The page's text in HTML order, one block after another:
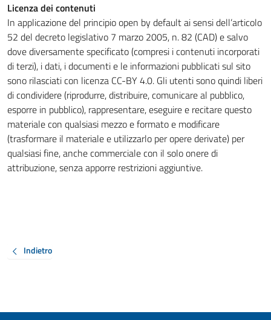
Licenza dei contenuti
In applicazione del principio open by default ai sensi dell’articolo
52 del decreto legislativo 7 marzo 2005, n. 82 (CAD) e salvo
dove diversamente specificato (compresi i contenuti incorporati
di terzi), i dati, i documenti e le informazioni pubblicati sul sito
sono rilasciati con licenza CC-BY 4.0. Gli utenti sono quindi liberi
di condividere (riprodurre, distribuire, comunicare al pubblico,
esporre in pubblico), rappresentare, eseguire e recitare questo
materiale con qualsiasi mezzo e formato e modificare
(trasformare il materiale e utilizzarlo per opere derivate) per
qualsiasi fine, anche commerciale con il solo onere di
attribuzione, senza apporre restrizioni aggiuntive.
Indietro